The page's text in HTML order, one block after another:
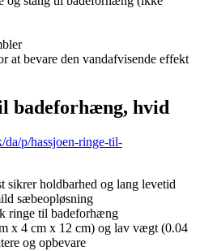
at bevare den vandafvisende effekt
badeforhæng, hvid
p/hassjoen-ringe-til-
sikrer holdbarhed og lang levetid
sæbeopløsning
ringe til badeforhæng
x 4 cm x 12 cm) og lav vægt (0.04
og opbevare